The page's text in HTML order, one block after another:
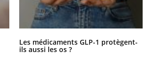
Les médicaments GLP-1 protègent-
ils aussi les os ?